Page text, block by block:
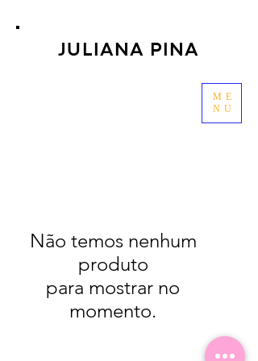
JULIANA PINA
ME
NU
Não temos nenhum
produto
para mostrar no
momento.